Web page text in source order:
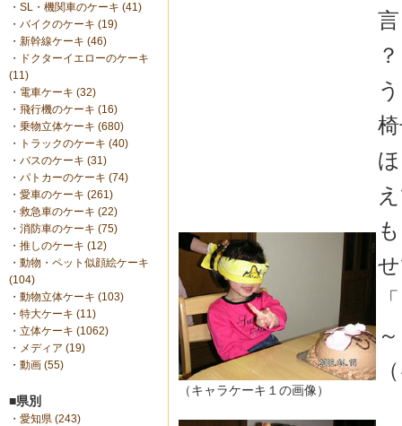
・ SL・機関車のケーキ (41)
・ バイクのケーキ (19)
・ 新幹線ケーキ (46)
・
ドクターイエローのケーキ
(11)
・ 電車ケーキ (32)
・ 飛行機のケーキ (16)
・ 乗物立体ケーキ (680)
・
トラックのケーキ (40)
・ バスのケーキ (31)
・ パトカーのケーキ (74)
・ 愛車のケーキ (261)
・ 救急車のケーキ (22)
・ 消防車のケーキ (75)
・ 推しのケーキ (12)
・ 動物・ペット似顔絵ケーキ
(104)
・ 動物立体ケーキ (103)
・ 特大ケーキ (11)
・ 立体ケーキ (1062)
・ メディア (19)
・ 動画 (55)
■県別
・ 愛知県 (243)
（キャラケーキ１の画像）